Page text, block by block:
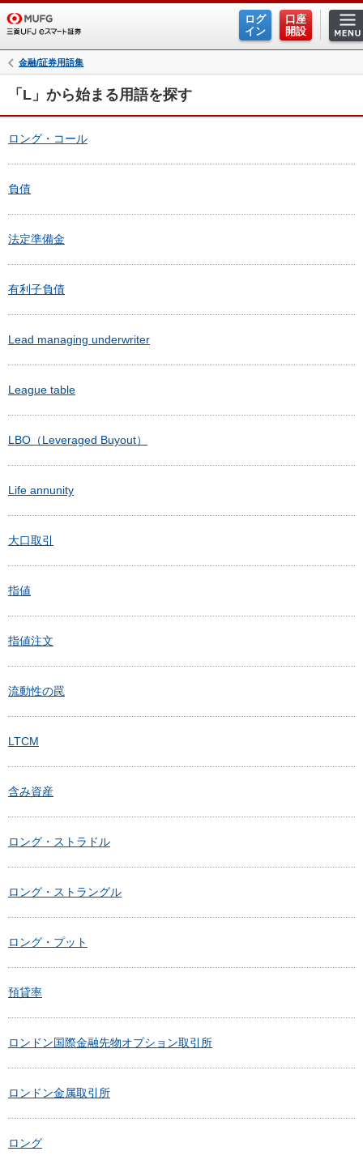
ログ
イン
口座
開設
金融/証券用語集
「L」から始まる用語を探す
ロング・コール
負債
法定準備金
有利子負債
Lead managing underwriter
League table
LBO（Leveraged Buyout）
Life annunity
大口取引
指値
指値注文
流動性の罠
LTCM
含み資産
ロング・ストラドル
ロング・ストラングル
ロング・プット
預貸率
ロンドン国際金融先物オプション取引所
ロンドン金属取引所
ロング